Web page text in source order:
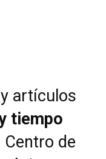
artículos
tiempo
Centro de